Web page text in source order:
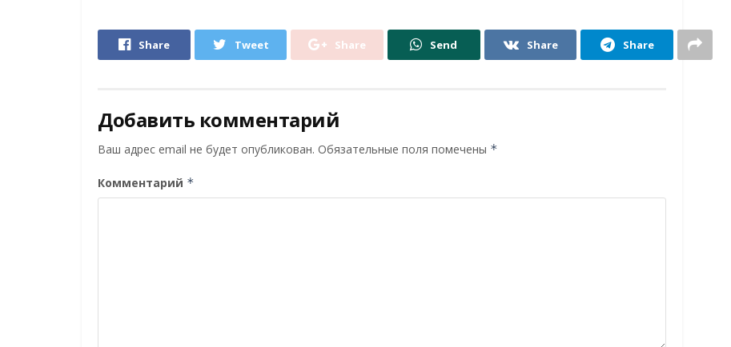
Share Tweet Share Send Share Share
Добавить комментарий
Ваш адрес email не будет опубликован. Обязательные поля помечены *
Комментарий *